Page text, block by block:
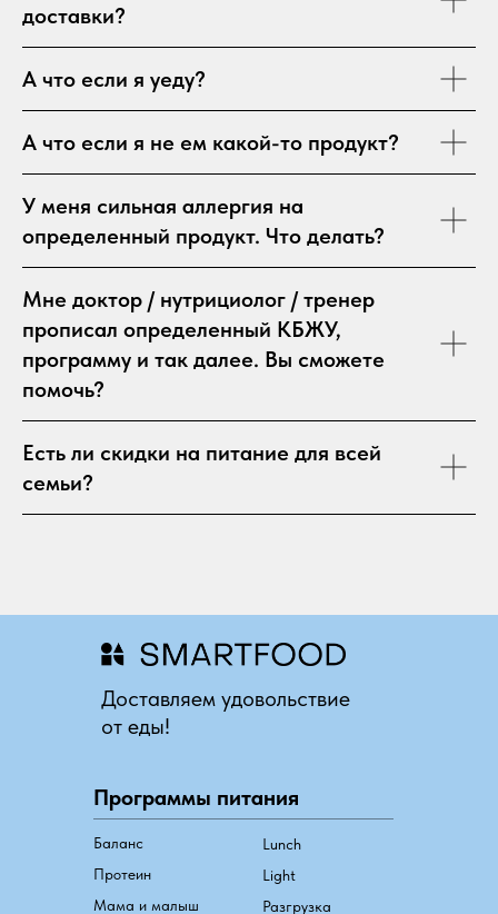
доставки?
А что если я уеду?
А что если я не ем какой-то продукт?
У меня сильная аллергия на
определенный продукт. Что делать?
Мне доктор / нутрициолог / тренер
прописал определенный КБЖУ,
программу и так далее. Вы сможете
помочь?
Есть ли скидки на питание для всей
семьи?
Доставляем удовольствие
от еды!
Программы питания
Баланс
Протеин
Мама и малыш
Lunch
Light
Разгрузка